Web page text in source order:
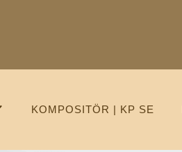
KOMPOSITÖR | KP SE